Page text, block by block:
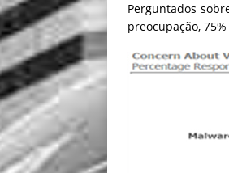
Perguntados
preocupação,